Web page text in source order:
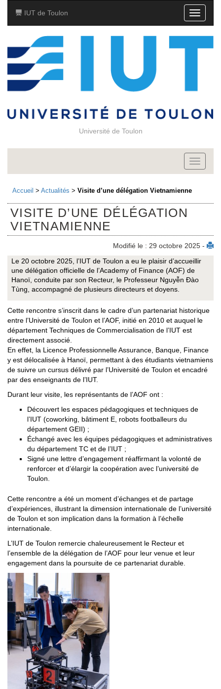
Toggle
IUT de Toulon
Université de Toulon
Toggle
Accueil > Actualités > Visite d’une délégation Vietnamienne
VISITE D’UNE DÉLÉGATION
VIETNAMIENNE
Modifié le : 29 octobre 2025 -
Le 20 octobre 2025, l’IUT de Toulon a eu le plaisir d’accueillir
une délégation officielle de l’Academy of Finance (AOF) de
Hanoï, conduite par son Recteur, le Professeur Nguyễn Đào
Tùng, accompagné de plusieurs directeurs et doyens.
Cette rencontre s’inscrit dans le cadre d’un partenariat historique
entre l’Université de Toulon et l’AOF, initié en 2010 et auquel le
département Techniques de Commercialisation de l’IUT est
directement associé.
En effet, la Licence Professionnelle Assurance, Banque, Finance
y est délocalisée à Hanoï, permettant à des étudiants vietnamiens
de suivre un cursus délivré par l’Université de Toulon et encadré
par des enseignants de l’IUT.
Durant leur visite, les représentants de l’AOF ont :
Découvert les espaces pédagogiques et techniques de
l’IUT (coworking, bâtiment E, robots footballeurs du
département GEII) ;
Échangé avec les équipes pédagogiques et administratives
du département TC et de l’IUT ;
Signé une lettre d’engagement réaffirmant la volonté de
renforcer et d’élargir la coopération avec l’université de
Toulon.
Cette rencontre a été un moment d’échanges et de partage
d’expériences, illustrant la dimension internationale de l’université
de Toulon et son implication dans la formation à l’échelle
internationale.
L’IUT de Toulon remercie chaleureusement le Recteur et
l’ensemble de la délégation de l’AOF pour leur venue et leur
engagement dans la poursuite de ce partenariat durable.